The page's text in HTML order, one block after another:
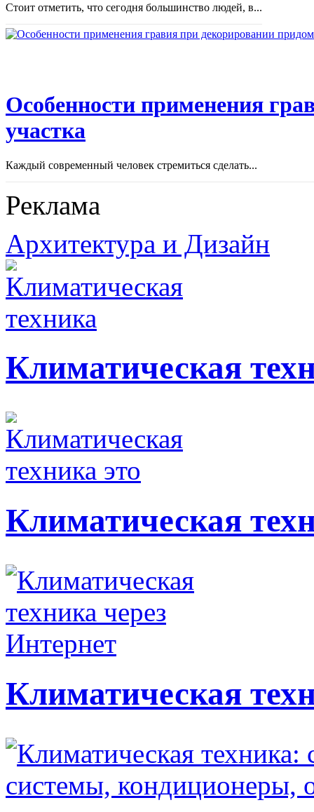
Стоит отметить, что сегодня большинство людей, в...
Особенности применения
участка
Каждый современный человек стремиться сделать...
Реклама
Архитектура и Дизайн
Климатическая
Климатическая
Климатическая